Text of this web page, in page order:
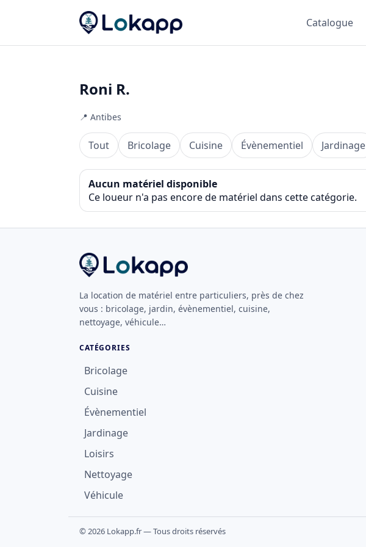
Catalogue
Roni R.
📍 Antibes
Tout Bricolage Cuisine Évènementiel Jardinage
Aucun matériel disponible
Ce loueur n'a pas encore de matériel dans cette catégorie.
La location de matériel entre particuliers, près de chez
vous : bricolage, jardin, évènementiel, cuisine,
nettoyage, véhicule…
CATÉGORIES
Bricolage
Cuisine
Évènementiel
Jardinage
Loisirs
Nettoyage
Véhicule
© 2026 Lokapp.fr — Tous droits réservés